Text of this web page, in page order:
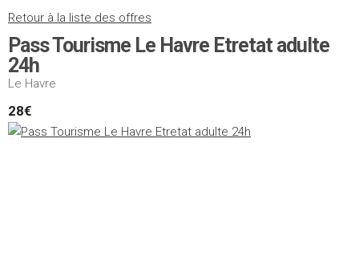
Retour à la liste des offres
Pass Tourisme Le Havre Etretat adulte
24h
Le Havre
28€